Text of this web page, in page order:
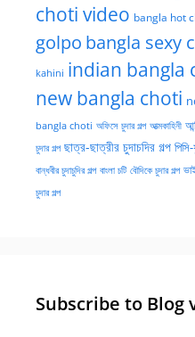
choti video bangla hot
golpo bangla sexy
kahini indian bangla
new bangla choti
bangla choti অফিসে চুদার গল্প আত্মকাহিনী
চুদার গল্প ছাত্র-ছাত্রীর চুদাচদির গল্প
বান্ধবীর চুদাচুদির গল্প বাংলা চটি বৌদিকে চুদার গল্প
চুদার গল্প
Subscribe to Blog